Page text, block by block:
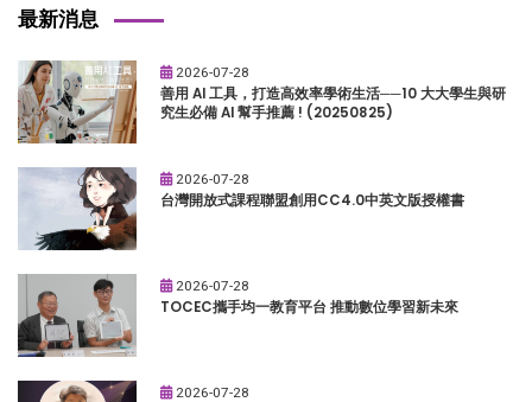
最新消息
2026-07-28
善用 AI 工具，打造高效率學術生活──10 大大學生與研
究生必備 AI 幫手推薦 ! (20250825)
2026-07-28
台灣開放式課程聯盟創用CC4.0中英文版授權書
2026-07-28
TOCEC攜手均一教育平台 推動數位學習新未來
2026-07-28